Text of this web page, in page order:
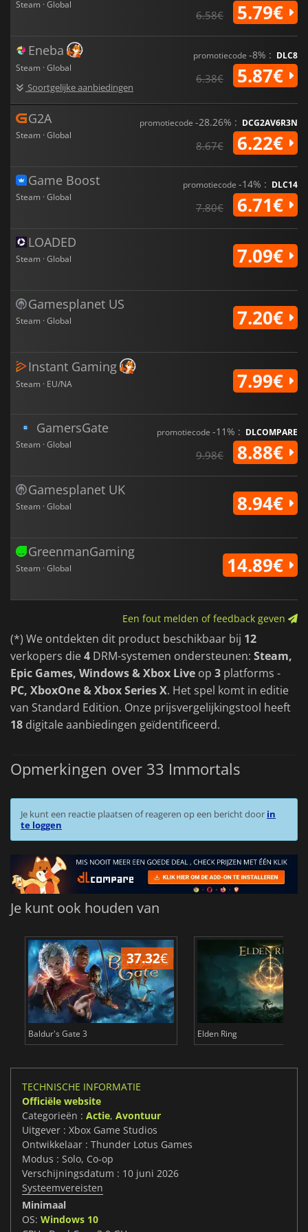
Steam · Global
6.58€ 5.79€
Eneba
Steam · Global
Soortgelijke aanbiedingen
promotiecode -8% : DLC8
6.38€ 5.87€
G2A
Steam · Global
promotiecode -28.26% : DCG2AV6R3N
8.67€ 6.22€
Game Boost
Steam · Global
promotiecode -14% : DLC14
7.80€ 6.71€
LOADED
Steam · Global 7.09€
Gamesplanet US
Steam · Global 7.20€
Instant Gaming
Steam · EU/NA 7.99€
GamersGate
Steam · Global
promotiecode -11% : DLCOMPARE
9.98€ 8.88€
Gamesplanet UK
Steam · Global 8.94€
GreenmanGaming
Steam · Global 14.89€
Een fout melden of feedback geven
(*) We ontdekten dit product beschikbaar bij 12
verkopers die4 DRM-systemen ondersteunen: Steam,
Epic Games, Windows & Xbox Live op 3 platforms -
PC, XboxOne & Xbox Series X. Het spel komt in editie
van Standard Edition. Onze prijsvergelijkingstool heeft
18 digitale aanbiedingen geïdentificeerd.
Opmerkingen over 33 Immortals
Je kunt een reactie plaatsen of reageren op een bericht door in
te loggen
Je kunt ook houden van
37.32€
Baldur's Gate 3 Elden Ring
TECHNISCHE INFORMATIE
Officiële website
Categorieën : Actie, Avontuur
Uitgever : Xbox Game Studios
Ontwikkelaar : Thunder Lotus Games
Modus : Solo, Co-op
Verschijningsdatum : 10 juni 2026
Systeemvereisten
Minimaal
OS: Windows 10